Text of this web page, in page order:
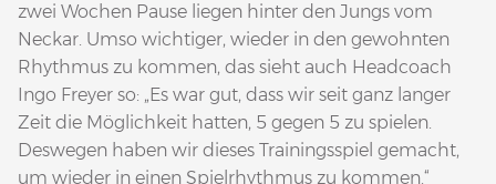
zwei Wochen Pause liegen hinter den Jungs vom
Neckar. Umso wichtiger, wieder in den gewohnten
Rhythmus zu kommen, das sieht auch Headcoach
Ingo Freyer so: „Es war gut, dass wir seit ganz langer
Zeit die Möglichkeit hatten, 5 gegen 5 zu spielen.
Deswegen haben wir dieses Trainingsspiel gemacht,
um wieder in einen Spielrhythmus zu kommen.“